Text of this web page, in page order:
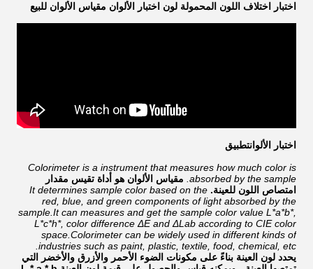
اختبار اختلاف اللون المحمولة لون اختبار الألوان مقياس الألوان للبيع
اختبار الألوانتطبيق
Colorimeter is a instrument that measures how much color is
absorbed by the sample. مقياس الألوان هو أداة تقيس مقدار
امتصاص اللون للعينة. It determines sample color based on the
red, blue, and green components of light absorbed by the
sample.It can measures and get the sample color value L*a*b*,
L*c*h*, color difference ΔE and ΔLab according to CIE color
space.Colorimeter can be widely used in different kinds of
industries such as paint, plastic, textile, food, chemical, etc.
يحدد لون العينة بناءً على مكونات الضوء الأحمر والأزرق والأخضر التي